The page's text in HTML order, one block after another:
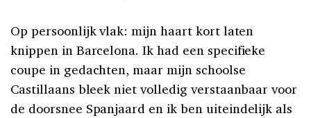
Op persoonlijk vlak: mijn haart kort laten
knippen in Barcelona. Ik had een specifieke
coupe in gedachten, maar mijn schoolse
Castillaans bleek niet volledig verstaanbaar voor
de doorsnee Spanjaard en ik ben uiteindelijk als